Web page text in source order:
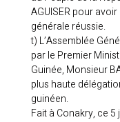
AGUISER pour
générale réussie.
t) L’Assemblée
par le Premier
Guinée, Monsieur
plus haute
guinéen.
Fait à Conakry, ce 5